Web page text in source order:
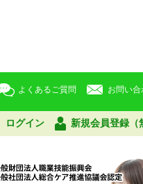
よくあるご質問 お問い合
ログイン 新規会員登録（